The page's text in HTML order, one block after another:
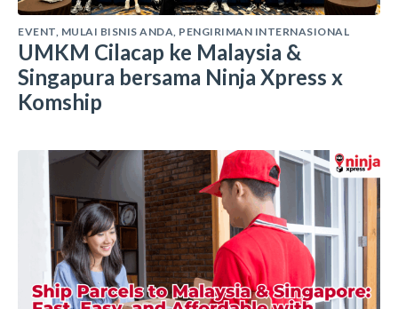
EVENT, MULAI BISNIS ANDA, PENGIRIMAN INTERNASIONAL
UMKM Cilacap ke Malaysia &
Singapura bersama Ninja Xpress x
Komship